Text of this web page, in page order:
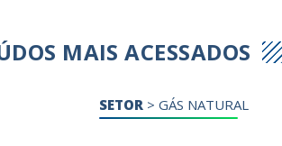
MAIS ACESSADOS
SETOR > GÁS NATURAL